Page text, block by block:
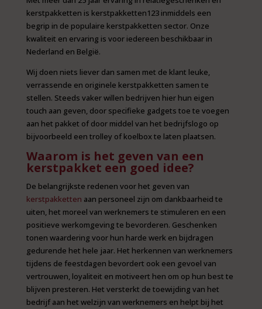
kerstpakketten is kerstpakketten123 inmiddels een
begrip in de populaire kerstpakketten sector. Onze
kwaliteit en ervaring is voor iedereen beschikbaar in
Nederland en België.
Wij doen niets liever dan samen met de klant leuke,
verrassende en originele kerstpakketten samen te
stellen. Steeds vaker willen bedrijven hier hun eigen
touch aan geven, door specifieke gadgets toe te voegen
aan het pakket of door middel van het bedrijfslogo op
bijvoorbeeld een trolley of koelbox te laten plaatsen.
Waarom is het geven van een
kerstpakket een goed idee?
De belangrijkste redenen voor het geven van
kerstpakketten aan personeel zijn om dankbaarheid te
uiten, het moreel van werknemers te stimuleren en een
positieve werkomgeving te bevorderen. Geschenken
tonen waardering voor hun harde werk en bijdragen
gedurende het hele jaar. Het herkennen van werknemers
tijdens de feestdagen bevordert ook een gevoel van
vertrouwen, loyaliteit en motiveert hen om op hun best te
blijven presteren. Het versterkt de toewijding van het
bedrijf aan het welzijn van werknemers en helpt bij het